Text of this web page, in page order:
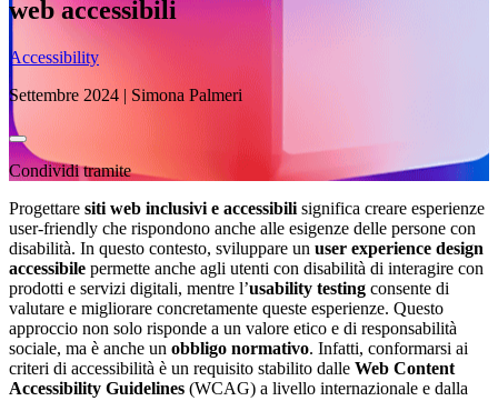
web accessibili
Accessibility
Settembre 2024 | Simona Palmeri
Condividi tramite
Progettare siti web inclusivi e accessibili significa creare esperienze
user-friendly che rispondono anche alle esigenze delle persone con
disabilità. In questo contesto, sviluppare un user experience design
accessibile permette anche agli utenti con disabilità di interagire con
prodotti e servizi digitali, mentre l’usability testing consente di
valutare e migliorare concretamente queste esperienze. Questo
approccio non solo risponde a un valore etico e di responsabilità
sociale, ma è anche un obbligo normativo. Infatti, conformarsi ai
criteri di accessibilità è un requisito stabilito dalle Web Content
Accessibility Guidelines (WCAG) a livello internazionale e dalla